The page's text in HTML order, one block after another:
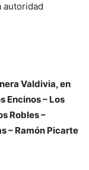
autoridad
Valdivia, en
Encinos – Los
Robles –
– Ramón Picarte